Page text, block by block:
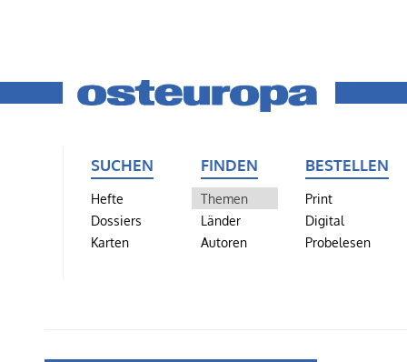
SUCHEN
Hefte
Dossiers
Karten
FINDEN
Themen
Länder
Autoren
BESTELLEN
Print
Digital
Probelesen